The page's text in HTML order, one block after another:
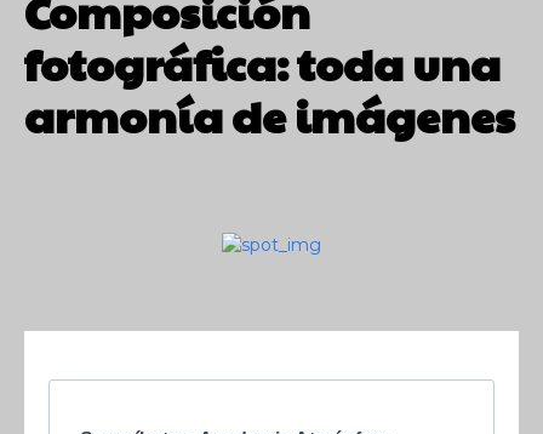
fotográfica: toda una
armonía de imágenes